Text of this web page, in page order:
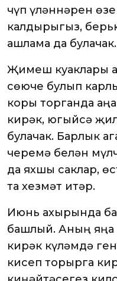
чүп үләннәрен
калдырыгыз,
ашлама да булачак.
Җимеш куаклары
сөюче булып
коры торганда
кирәк, югыйсә
булачак. Барлык
черемә белән
да яхшы саклар,
та хезмәт итәр.
Июнь ахырында
башлый. Аның яңа
кирәк күләмдә
кисеп торырга